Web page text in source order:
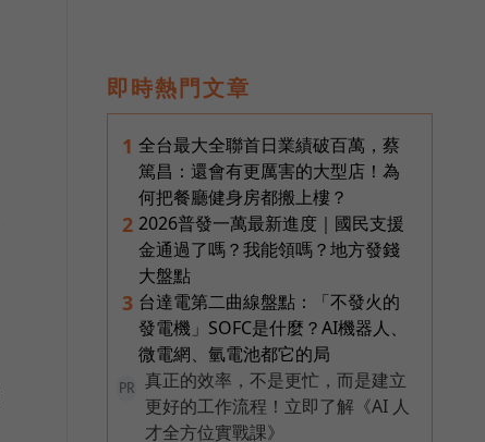
即時熱門文章
1 全台最大全聯首日業績破百萬，蔡
篤昌：還會有更厲害的大型店！為
何把餐廳健身房都搬上樓？
2 2026普發一萬最新進度｜國民支援
金通過了嗎？我能領嗎？地方發錢
大盤點
3 台達電第二曲線盤點：「不發火的
發電機」SOFC是什麼？AI機器人、
微電網、氫電池都它的局
PR
真正的效率，不是更忙，而是建立
更好的工作流程！立即了解《AI 人
才全方位實戰課》